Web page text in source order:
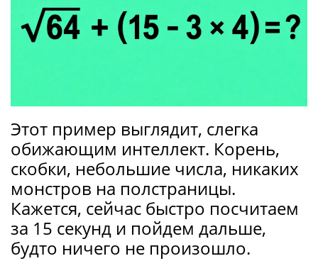
Этот пример выглядит, слегка
обижающим интеллект. Корень,
скобки, небольшие числа, никаких
монстров на полстраницы.
Кажется, сейчас быстро посчитаем
за 15 секунд и пойдем дальше,
будто ничего не произошло.